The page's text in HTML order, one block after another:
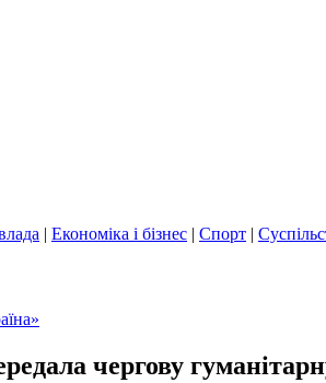
| Економіка і бізнес | Спорт |
чергову